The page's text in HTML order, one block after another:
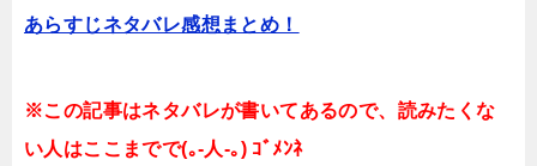
あらすじネタバレ感想まとめ！
※この記事はネタバレが書いてあるので、読みたくな
い人はここまでで(｡-人-｡) ｺﾞﾒﾝﾈ